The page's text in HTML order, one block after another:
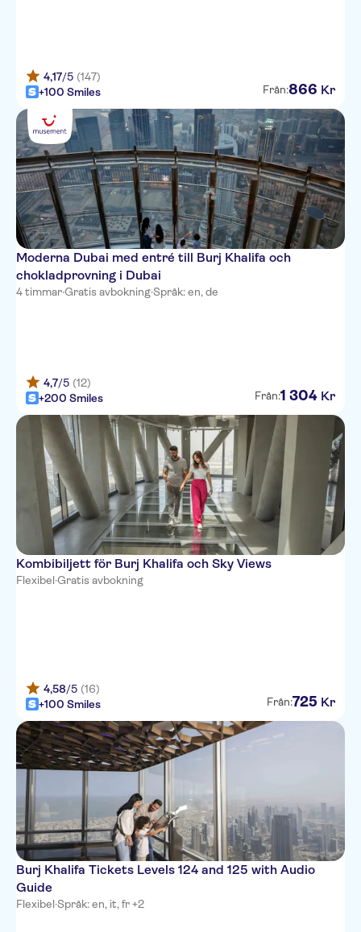
4,17/5 (147)
+100 Smiles
Från:866 Kr
Moderna Dubai med entré till Burj Khalifa och
chokladprovning i Dubai
4 timmar·Gratis avbokning·Språk: en, de
4,7/5 (12)
+200 Smiles
Från:1 304 Kr
Kombibiljett för Burj Khalifa och Sky Views
Flexibel·Gratis avbokning
4,58/5 (16)
+100 Smiles
Från:725 Kr
Burj Khalifa Tickets Levels 124 and 125 with Audio
Guide
Flexibel·Språk: en, it, fr +2